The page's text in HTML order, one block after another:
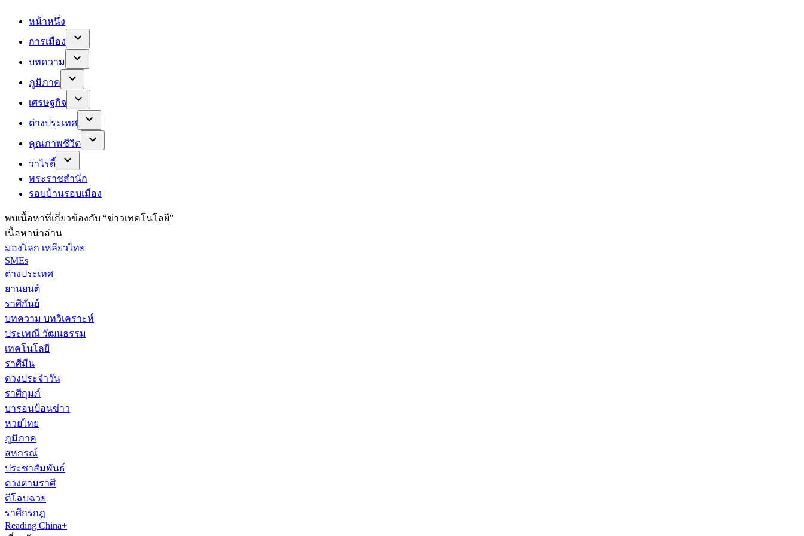
หน้าหนึ่ง
การเมือง
บทความ
ภูมิภาค
เศรษฐกิจ
ต่างประเทศ
คุณภาพชีวิต
วาไรตี้
พระราชสำนัก
รอบบ้านรอบเมือง
พบเนื้อหาที่เกี่ยวข้องกับ “ข่าวเทคโนโลยี”
เนื้อหาน่าอ่าน
มองโลก เหลียวไทย
SMEs
ต่างประเทศ
ยานยนต์
ราศีกันย์
บทความ บทวิเคราะห์
ประเพณี วัฒนธรรม
เทคโนโลยี
ราศีมีน
ดวงประจำวัน
ราศีกุมภ์
บารอนป้อนข่าว
หวยไทย
ภูมิภาค
สหกรณ์
ประชาสัมพันธ์
ดวงตามราศี
ตีโฉบฉวย
ราศีกรกฎ
Reading China+